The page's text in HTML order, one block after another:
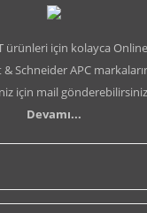
ürünleri için kolayca
Schneider APC
için mail
Devamı...